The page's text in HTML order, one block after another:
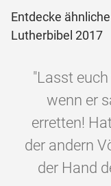
Entdecke
Lutherbibel 2017
"Lasst
wenn er
erretten!
der andern
der Hand